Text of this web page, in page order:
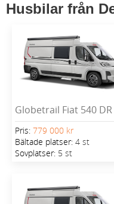
Husbilar från
Globetrail Fiat 540 DR
Pris: 779 000 kr
Bältade platser: 4 st
Sovplatser: 5 st